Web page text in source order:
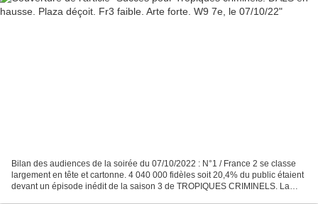
Bilan des audiences de la soirée du 07/10/2022 : N°1 / France 2 se classe
largement en tête et cartonne. 4 040 000 fidèles soit 20,4% du public étaient
devant un épisode inédit de la saison 3 de TROPIQUES CRIMINELS. La